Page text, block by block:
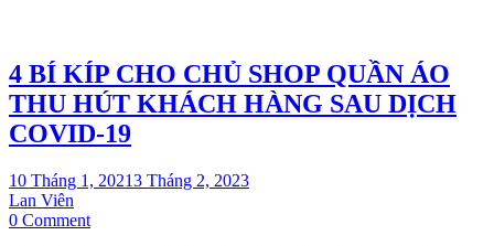
4 BÍ KÍP CHO CHỦ SHOP QUẦN ÁO
THU HÚT KHÁCH HÀNG SAU DỊCH
COVID-19
10 Tháng 1, 20213 Tháng 2, 2023
Lan Viên
0 Commenton